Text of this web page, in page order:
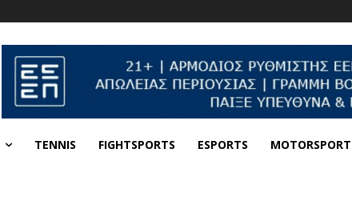
TENNIS FIGHTSPORTS ESPORTS